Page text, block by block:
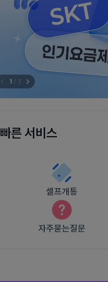
1 / 3
빠른 서비스
셀프개통
자주묻는질문